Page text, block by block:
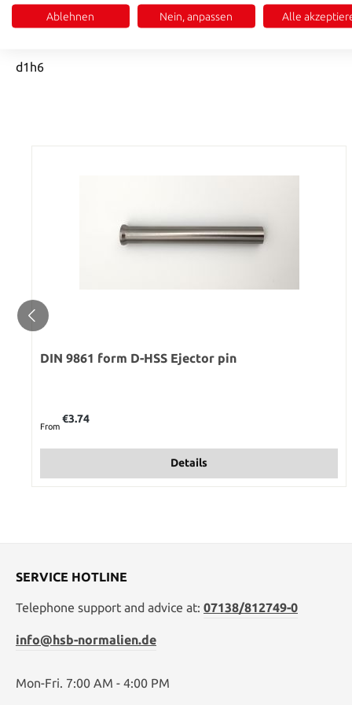
d1h6
DIN 9861 form D-HSS Ejector pin
From
€3.74
Details
SERVICE HOTLINE
Telephone support and advice at: 07138/812749-0
info@hsb-normalien.de
Mon-Fri. 7:00 AM - 4:00 PM
Ablehnen Nein, anpassen Alle